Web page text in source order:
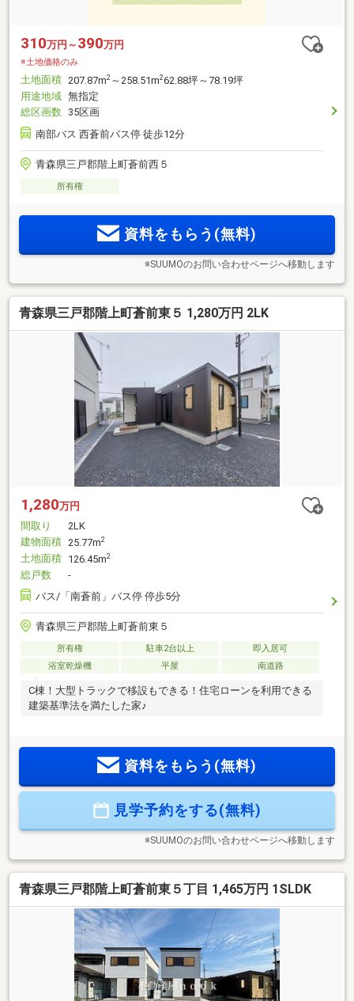
310万円～ 390万円
※土地価格のみ
土地面積 207.87m2 ～258.51m262.88坪～78.19坪
用途地域 無指定
総区画数 35区画
南部バス 西蒼前バス停 徒歩12分
青森県三戸郡階上町蒼前西５
所有権
資料をもらう(無料)
※SUUMOのお問い合わせページへ移動します
青森県三戸郡階上町蒼前東５ 1,280万円 2LK
1,280万円
間取り
2LK
建物面積 25.77m2
土地面積 126.45m2
総戸数
-
バス/「南蒼前」バス停 停歩5分
青森県三戸郡階上町蒼前東５
所有権 駐車2台以上
即入居可
浴室乾燥機
平屋 南道路
C棟！大型トラックで移設もできる！住宅ローンを利用できる
建築基準法を満たした家♪
資料をもらう(無料)
見学予約をする(無料)
※SUUMOのお問い合わせページへ移動します
青森県三戸郡階上町蒼前東５丁目 1,465万円 1SLDK